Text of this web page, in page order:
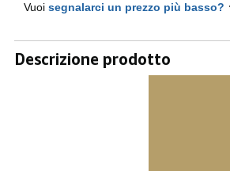
Vuoi segnalarci un prezzo più basso?
Descrizione prodotto